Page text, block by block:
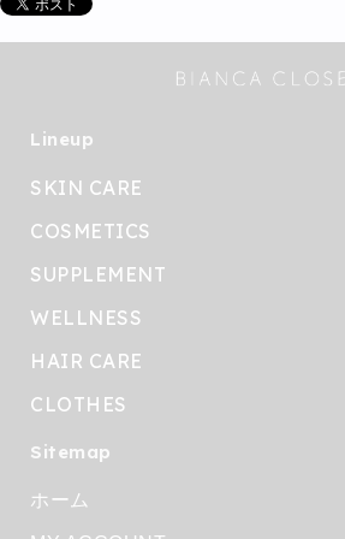
Lineup
SKIN CARE
COSMETICS
SUPPLEMENT
WELLNESS
HAIR CARE
CLOTHES
Sitemap
ホーム